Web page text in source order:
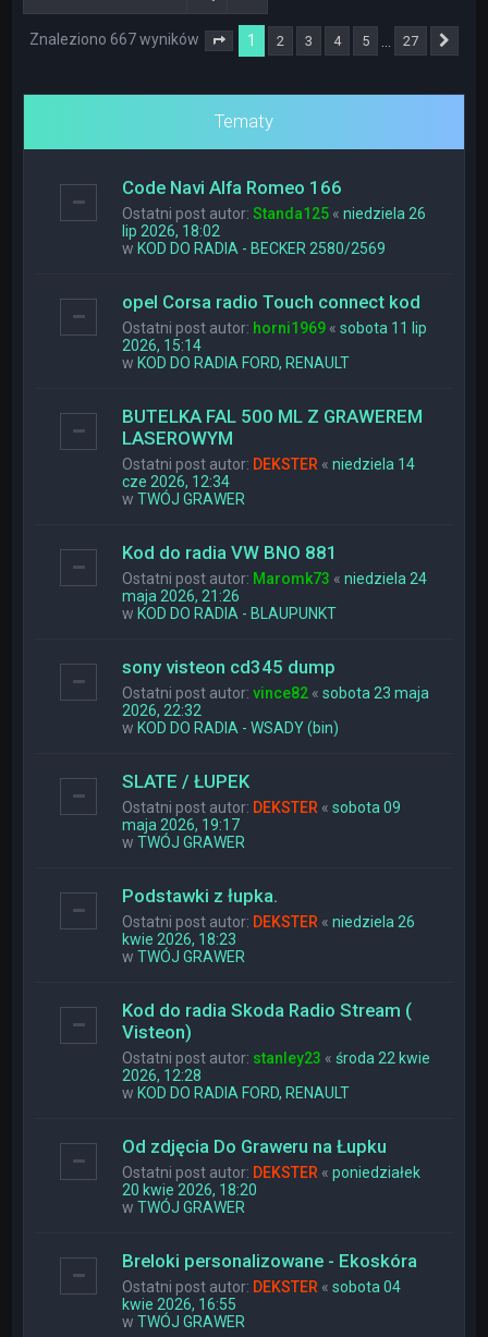
Znaleziono 667 wyników Strona 1z 27
1 2 3 4 5 27
Tematy
Code Navi Alfa Romeo 166
Ostatni post autor:Standa125 «niedziela 26
lip 2026, 18:02
w KOD DO RADIA - BECKER 2580/2569
opel Corsa radio Touch connect kod
Ostatni post autor: horni1969 «sobota 11 lip
2026, 15:14
w KOD DO RADIA FORD, RENAULT
BUTELKA FAL 500 ML Z GRAWEREM
LASEROWYM
Ostatni post autor: DEKSTER «niedziela 14
cze 2026, 12:34
wTWÓJ GRAWER
Kod do radia VW BNO 881
Ostatni post autor: Maromk73 «niedziela 24
maja 2026, 21:26
w KOD DO RADIA - BLAUPUNKT
sony visteon cd345 dump
Ostatni post autor:vince82 «sobota 23 maja
2026, 22:32
w KOD DO RADIA - WSADY (bin)
SLATE / ŁUPEK
Ostatni post autor: DEKSTER «sobota 09
maja 2026, 19:17
wTWÓJ GRAWER
Podstawki z łupka.
Ostatni post autor: DEKSTER «niedziela 26
kwie 2026, 18:23
wTWÓJ GRAWER
Kod do radia Skoda Radio Stream (
Visteon)
Ostatni post autor: stanley23 «środa 22 kwie
2026, 12:28
w KOD DO RADIA FORD, RENAULT
Od zdjęcia Do Graweru na Łupku
Ostatni post autor: DEKSTER «poniedziałek
20 kwie 2026, 18:20
wTWÓJ GRAWER
Breloki personalizowane - Ekoskóra
Ostatni post autor: DEKSTER «sobota 04
kwie 2026, 16:55
wTWÓJ GRAWER